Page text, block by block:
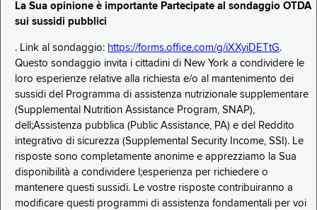
La Sua opinione è importante Partecipate al sondaggio OTDA
sui sussidi pubblici
. Link al sondaggio: https://forms.office.com/g/iXXyiDETtG.
Questo sondaggio invita i cittadini di New York a condividere le
loro esperienze relative alla richiesta e/o al mantenimento dei
sussidi del Programma di assistenza nutrizionale supplementare
(Supplemental Nutrition Assistance Program, SNAP),
dell;Assistenza pubblica (Public Assistance, PA) e del Reddito
integrativo di sicurezza (Supplemental Security Income, SSI). Le
risposte sono completamente anonime e apprezziamo la Sua
disponibilità a condividere l;esperienza per richiedere o
mantenere questi sussidi. Le vostre risposte contribuiranno a
modificare questi programmi di assistenza fondamentali per voi